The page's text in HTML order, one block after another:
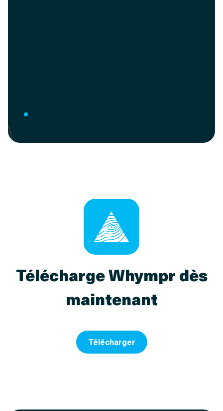
Télécharge Whympr dès
maintenant
Télécharger